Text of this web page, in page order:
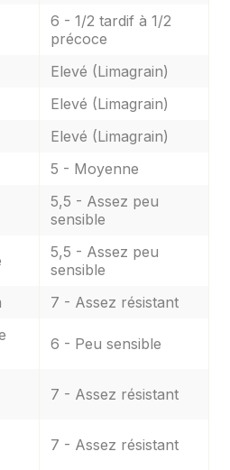
6 - 1/2 tardif à 1/2
précoce
Elevé (Limagrain)
Elevé (Limagrain)
Elevé (Limagrain)
5 - Moyenne
5,5 - Assez peu
sensible
5,5 - Assez peu
sensible
7 - Assez résistant
6 - Peu sensible
7 - Assez résistant
7 - Assez résistant